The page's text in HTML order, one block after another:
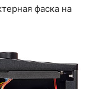
фаска на